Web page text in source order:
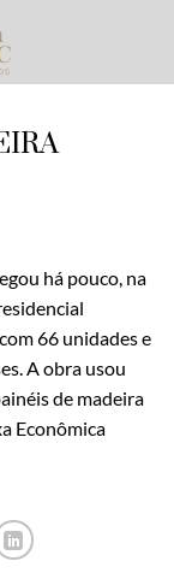
há pouco, na
66 unidades e
A obra usou
de madeira
Econômica